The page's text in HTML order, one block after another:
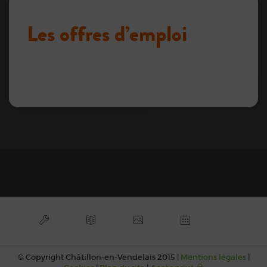
Les offres d’emploi
© Copyright Châtillon-en-Vendelais 2015 | Mentions légales|